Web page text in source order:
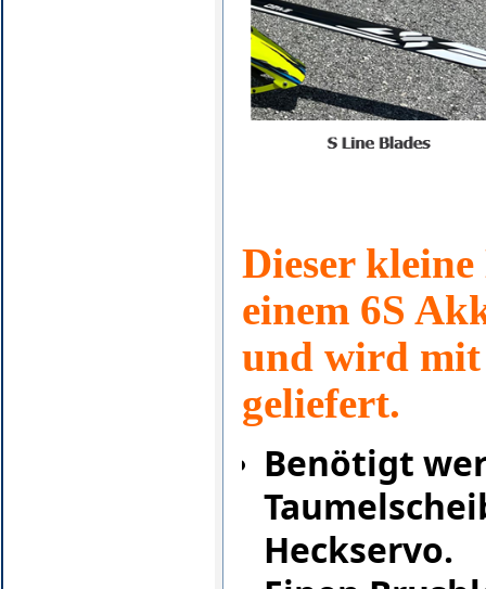
Dieser
einem 6S
und wird
geliefert.
Benötigt
Heckservo.